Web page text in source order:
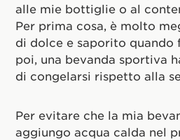
alle mie bottiglie o al
Per prima cosa, è molto
di dolce e saporito quando
poi, una bevanda sportiva
di congelarsi rispetto alla
Per evitare che la mia
aggiungo acqua calda nel